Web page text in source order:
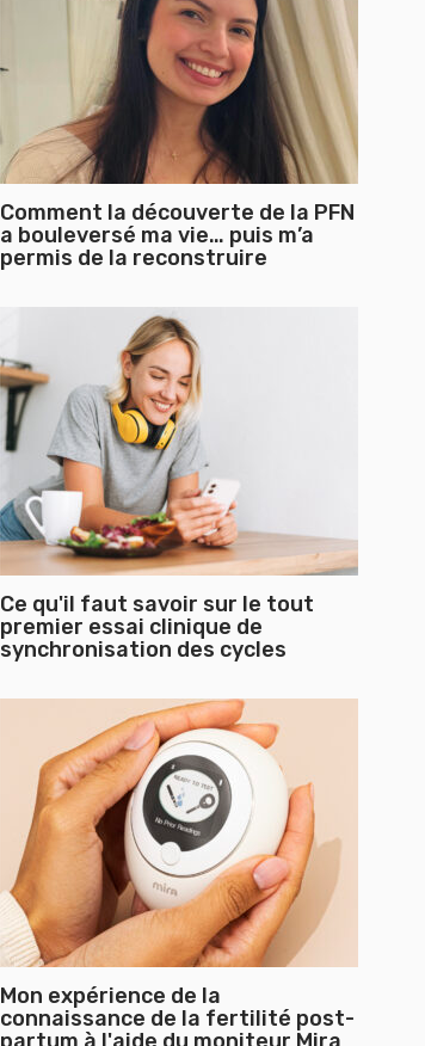
Comment la découverte de la PFN
a bouleversé ma vie… puis m’a
permis de la reconstruire
Ce qu'il faut savoir sur le tout
premier essai clinique de
synchronisation des cycles
Mon expérience de la
connaissance de la fertilité post-